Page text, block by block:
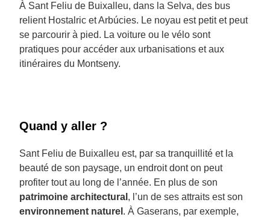
À Sant Feliu de Buixalleu, dans la Selva, des bus
relient Hostalric et Arbúcies. Le noyau est petit et peut
se parcourir à pied. La voiture ou le vélo sont
pratiques pour accéder aux urbanisations et aux
itinéraires du Montseny.
Quand y aller ?
Sant Feliu de Buixalleu est, par sa tranquillité et la
beauté de son paysage, un endroit dont on peut
profiter tout au long de l’année. En plus de son
patrimoine architectural , l’un de ses attraits est son
environnement naturel . À Gaserans, par exemple,